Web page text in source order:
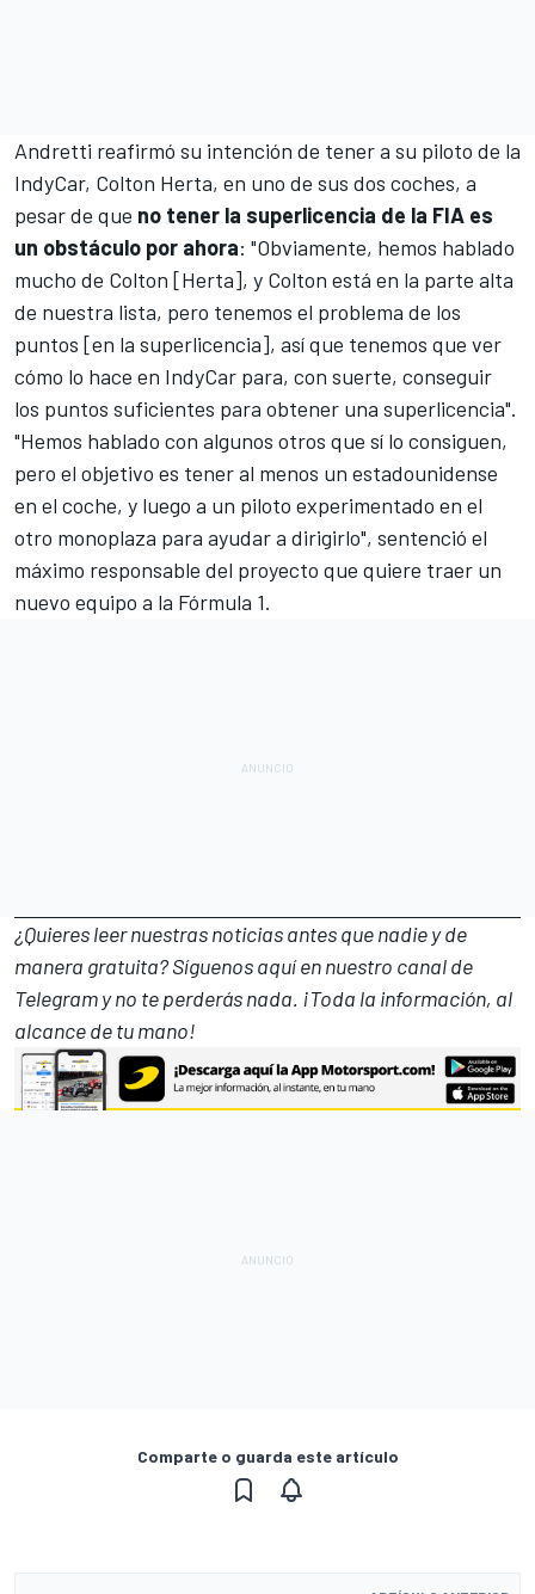
Andretti reafirmó su intención de tener a su piloto de la
IndyCar, Colton Herta, en uno de sus dos coches, a
pesar de que no tener la superlicencia de la FIA es
un obstáculo por ahora: "Obviamente, hemos hablado
mucho de Colton [Herta], y Colton está en la parte alta
de nuestra lista, pero tenemos el problema de los
puntos [en la superlicencia], así que tenemos que ver
cómo lo hace en IndyCar para, con suerte, conseguir
los puntos suficientes para obtener una superlicencia".
"Hemos hablado con algunos otros que sí lo consiguen,
pero el objetivo es tener al menos un estadounidense
en el coche, y luego a un piloto experimentado en el
otro monoplaza para ayudar a dirigirlo", sentenció el
máximo responsable del proyecto que quiere traer un
nuevo equipo a la Fórmula 1.
¿Quieres leer nuestras noticias antes que nadie y de
manera gratuita? Síguenosaquí en nuestro canal de
Telegramy no te perderás nada. ¡Toda la información, al
alcance de tu mano!
Comparte o guarda este artículo